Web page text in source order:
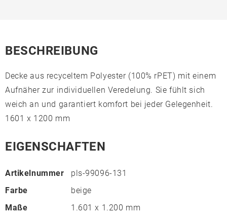
BESCHREIBUNG
Decke aus recyceltem Polyester (100% rPET) mit einem
Aufnäher zur individuellen Veredelung. Sie fühlt sich
weich an und garantiert komfort bei jeder Gelegenheit.
1601 x 1200 mm
EIGENSCHAFTEN
Artikelnummer
pls-99096-131
Farbe
beige
Maße
1.601 x 1.200 mm